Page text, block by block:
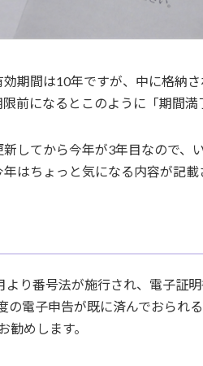
期間は10年ですが、中に格納
前になるとこのように「期間満
新してから今年が3年目なので、
はちょっと気になる内容が記載
より番号法が施行され、電子証
の電子申告が既に済んでおられ
勧めします。